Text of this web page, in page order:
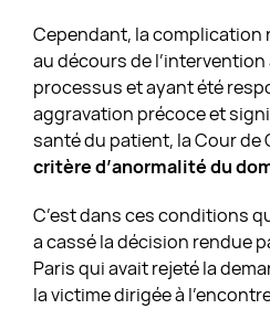
Cependant, la
au décours de
processus et ayant été
aggravation précoce et
santé du patient, la Cour de
critère d’anormalité du
C’est dans ces conditions
a cassé la décision rendue
Paris qui avait rejeté la
la victime dirigée à